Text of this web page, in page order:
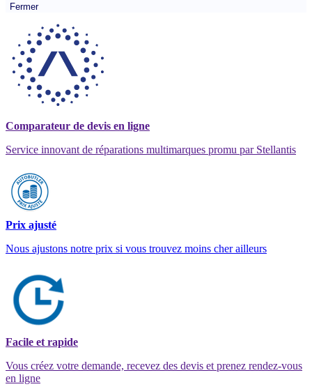
Fermer
Comparateur de devis en ligne
Service innovant de réparations multimarques promu par Stellantis
Prix ajusté
Nous ajustons notre prix si vous trouvez moins cher ailleurs
Facile et rapide
Vous créez votre demande, recevez des devis et prenez rendez-vous
en ligne